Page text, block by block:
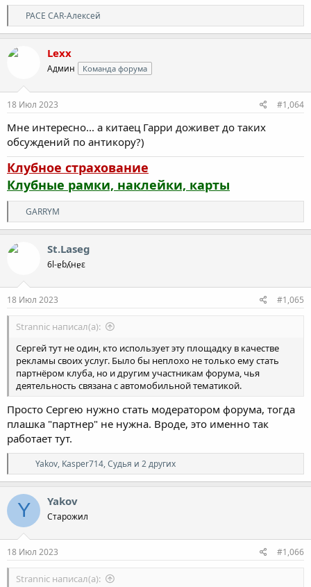
Р
е
а
:
PACE CAR-Алексей
Lexx
Админ Команда форума
18 Июл 2023 #1,064
Мне интересно... а китаец Гарри доживет до таких
обсуждений по антикору?)
Клубное страхование
Клубные рамки, наклейки, карты
Р
е
а
:
GARRYM
St.Laseg
6l-ɐɓʎнɐε
18 Июл 2023 #1,065
Strannic написал(а):
Сергей тут не один, кто использует эту площадку в качестве
рекламы своих услуг. Было бы неплохо не только ему стать
партнёром клуба, но и другим участникам форума, чья
деятельность связана с автомобильной тематикой.
Просто Сергею нужно стать модератором форума, тогда
плашка "партнер" не нужна. Вроде, это именно так
работает тут.
Р
е
а
к
ц
и
:
Yakov, Kasper714,Судья и 2 других
Y Yakov
Старожил
18 Июл 2023 #1,066
Strannic написал(а):